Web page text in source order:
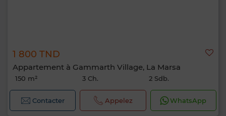
1 800 TND
Appartement à Gammarth Village, La Marsa
150 m² 3 Ch. 2 Sdb.
Contacter Appelez WhatsApp